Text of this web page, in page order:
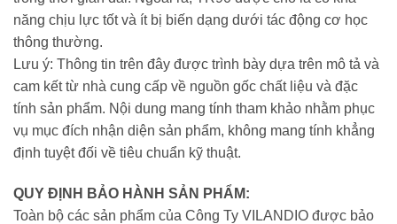
năng chịu lực tốt và ít bị biến dạng dưới tác động cơ học
thông thường.
Lưu ý: Thông tin trên đây được trình bày dựa trên mô tả và
cam kết từ nhà cung cấp về nguồn gốc chất liệu và đặc
tính sản phẩm. Nội dung mang tính tham khảo nhằm phục
vụ mục đích nhận diện sản phẩm, không mang tính khẳng
định tuyệt đối về tiêu chuẩn kỹ thuật.
QUY ĐỊNH BẢO HÀNH SẢN PHẨM:
Toàn bộ các sản phẩm của Công Ty VILANDIO được bảo